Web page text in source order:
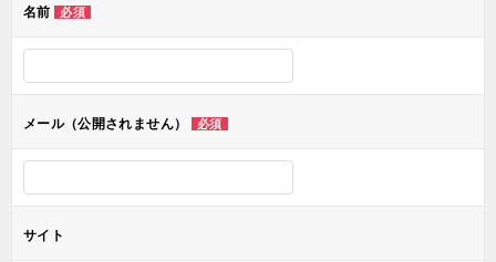
ー
ン
名前 必須
メール（公開されません） 必須
サイト